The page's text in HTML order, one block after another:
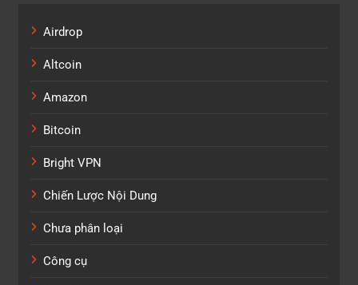
Airdrop
Altcoin
Amazon
Bitcoin
Bright VPN
Chiến Lược Nội Dung
Chưa phân loại
Công cụ